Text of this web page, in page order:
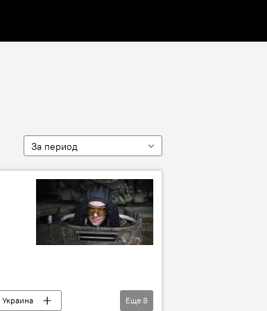
За период
Украина
Еще 8